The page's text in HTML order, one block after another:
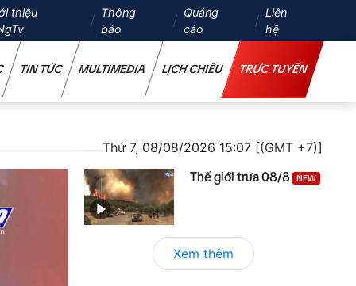
thiệu
Thông
báo
Quảng
cáo
Liên
hệ
TIN TỨC MULTIMEDIA LỊCH CHIẾU TRỰC TUYẾN
Thứ 7, 08/08/2026 15:07 [(GMT +7)]
Thế giới trưa 08/8 NEW
Xem thêm